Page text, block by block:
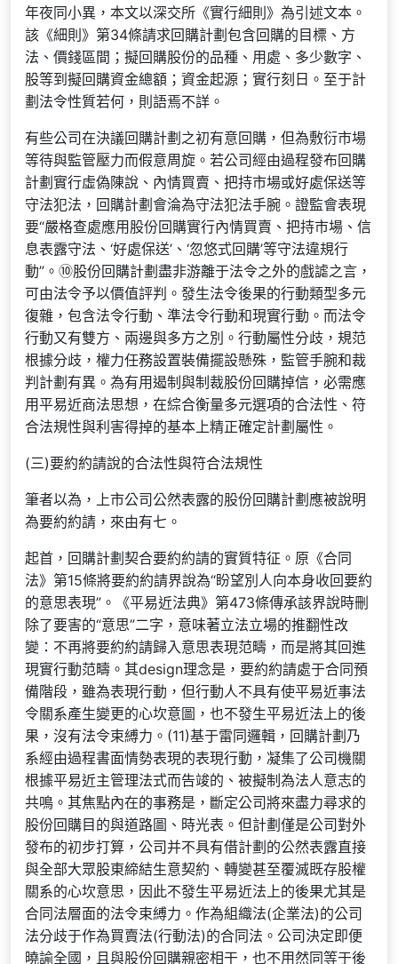
年夜同小異，本文以深交所《實行細則》為引述文本。
該《細則》第34條請求回購計劃包含回購的目標、方
法、價錢區間；擬回購股份的品種、用處、多少數字、
股等到擬回購資金總額；資金起源；實行刻日。至于計
劃法令性質若何，則語焉不詳。
有些公司在決議回購計劃之初有意回購，但為敷衍市場
等待與監管壓力而假意周旋。若公司經由過程發布回購
計劃實行虛偽陳說、內情買賣、把持市場或好處保送等
守法犯法，回購計劃會淪為守法犯法手腕。證監會表現
要“嚴格查處應用股份回購實行內情買賣、把持市場、信
息表露守法、‘好處保送’、‘忽悠式回購’等守法違規行
動”。⑩股份回購計劃盡非游離于法令之外的戲謔之言，
可由法令予以價值評判。發生法令後果的行動類型多元
復雜，包含法令行動、準法令行動和現實行動。而法令
行動又有雙方、兩邊與多方之別。行動屬性分歧，規范
根據分歧，權力任務設置裝備擺設懸殊，監管手腕和裁
判計劃有異。為有用遏制與制裁股份回購掉信，必需應
用平易近商法思想，在綜合衡量多元選項的合法性、符
合法規性與利害得掉的基本上精正確定計劃屬性。
(三)要約約請說的合法性與符合法規性
筆者以為，上市公司公然表露的股份回購計劃應被說明
為要約約請，來由有七。
起首，回購計劃契合要約約請的實質特征。原《合同
法》第15條將要約約請界說為“盼望別人向本身收回要約
的意思表現”。《平易近法典》第473條傳承該界說時刪
除了要害的“意思”二字，意味著立法立場的推翻性改
變：不再將要約約請歸入意思表現范疇，而是將其回進
現實行動范疇。其design理念是，要約約請處于合同預
備階段，雖為表現行動，但行動人不具有使平易近事法
令關系產生變更的心坎意圖，也不發生平易近法上的後
果，沒有法令束縛力。(11)基于雷同邏輯，回購計劃乃
系經由過程書面情勢表現的表現行動，凝集了公司機關
根據平易近主管理法式而告竣的、被擬制為法人意志的
共鳴。其焦點內在的事務是，斷定公司將來盡力尋求的
股份回購目的與道路圖、時光表。但計劃僅是公司對外
發布的初步打算，公司并不具有借計劃的公然表露直接
與全部大眾股東締結生意契約、轉變甚至覆滅既存股權
關系的心坎意思，因此不發生平易近法上的後果尤其是
合同法層面的法令束縛力。作為組織法(企業法)的公司
法分歧于作為買賣法(行動法)的合同法。公司決定即便
曉諭全國，且與股份回購親密相干，也不用然同等于後